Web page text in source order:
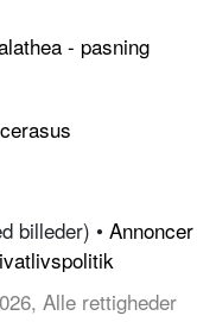
- pasning
billeder) • Annoncer
Alle rettigheder